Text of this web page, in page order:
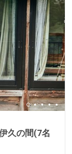
久の間(7名